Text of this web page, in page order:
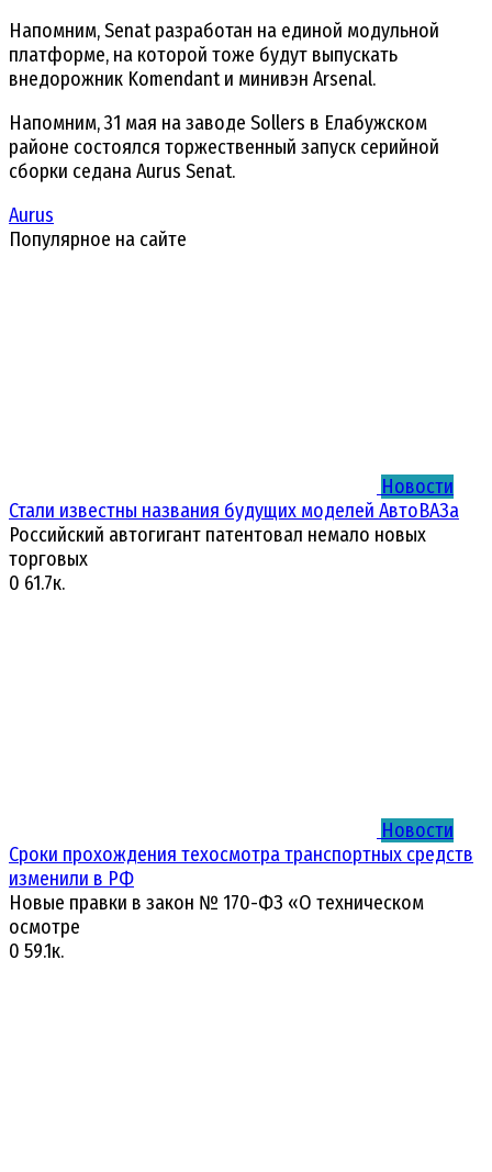
Напомним, Senat разработан на единой модульной
платформе, на которой тоже будут выпускать
внедорожник Komendant и минивэн Arsenal.
Напомним, 31 мая на заводе Sollers в Елабужском
районе состоялся торжественный запуск серийной
сборки седана Aurus Senat.
Aurus
Популярное на сайте
Новости
Стали известны названия будущих моделей АвтоВАЗа
Российский автогигант патентовал немало новых
торговых
0 61.7к.
Новости
Сроки прохождения техосмотра транспортных средств
изменили в РФ
Новые правки в закон № 170-ФЗ «О техническом
осмотре
0 59.1к.